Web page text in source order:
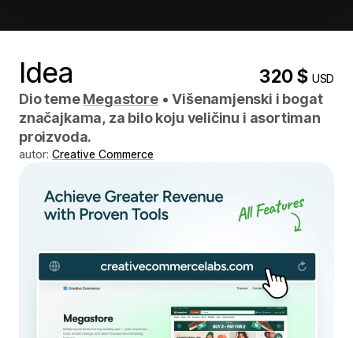
Idea 320 $USD
Dio temeMegastore • Višenamjenski i bogat
značajkama, za bilo koju veličinu i asortiman
proizvoda.
autor: Creative Commerce